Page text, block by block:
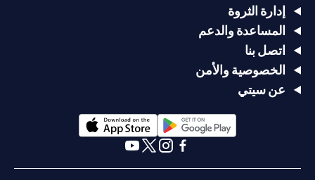
إدارة الثروة
المساعدة والدعم
اتصل بنا
الخصوصية والأمن
عن سيتي
opens in a new tab
opens in a new tab